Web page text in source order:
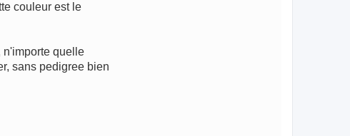
couleur est le
n'importe quelle
sans pedigree bien